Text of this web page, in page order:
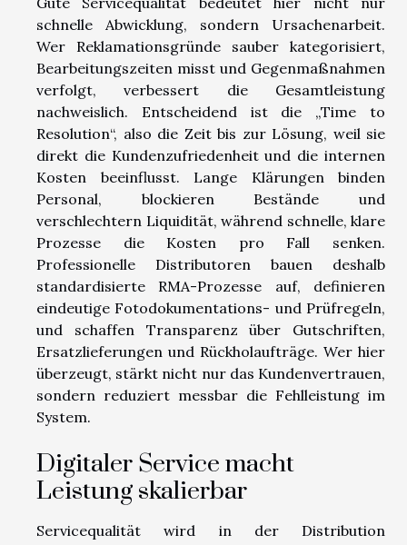
schnelle Abwicklung, sondern Ursachenarbeit.
Wer Reklamationsgründe sauber kategorisiert,
Bearbeitungszeiten misst und Gegenmaßnahmen
verfolgt, verbessert die Gesamtleistung
nachweislich. Entscheidend ist die „Time to
Resolution“, also die Zeit bis zur Lösung, weil sie
direkt die Kundenzufriedenheit und die internen
Kosten beeinflusst. Lange Klärungen binden
Personal, blockieren Bestände und
verschlechtern Liquidität, während schnelle, klare
Prozesse die Kosten pro Fall senken.
Professionelle Distributoren bauen deshalb
standardisierte RMA-Prozesse auf, definieren
eindeutige Fotodokumentations- und Prüfregeln,
und schaffen Transparenz über Gutschriften,
Ersatzlieferungen und Rückholaufträge. Wer hier
überzeugt, stärkt nicht nur das Kundenvertrauen,
sondern reduziert messbar die Fehlleistung im
System.
Digitaler Service macht
Leistung skalierbar
Servicequalität wird in der Distribution